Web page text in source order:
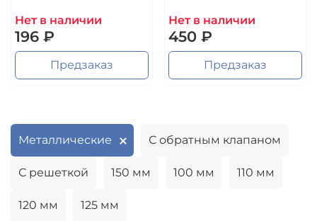
Нет в наличии
196 ₽
Предзаказ
Нет в наличии
450 ₽
Предзаказ
Металлические С обратным клапаном
С решеткой 150 мм 100 мм 110 мм
120 мм 125 мм